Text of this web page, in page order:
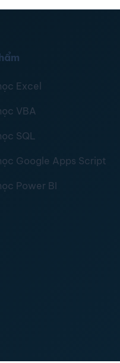
Excel
VBA
SQL
Google Apps Script
Power BI